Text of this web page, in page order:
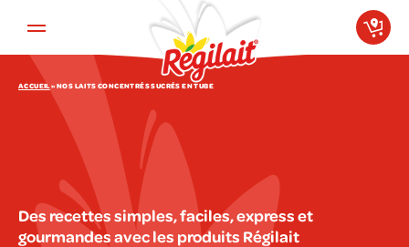
ACCUEIL»NOS LAITS CONCENTRÉS SUCRÉS EN TUBE
Des recettes simples, faciles, express et
gourmandes avec les produits Régilait